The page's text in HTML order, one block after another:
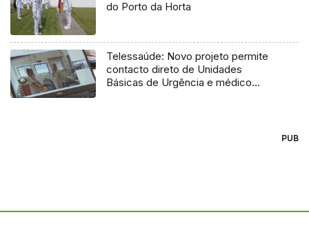
do Porto da Horta
Telessaúde: Novo projeto permite
contacto direto de Unidades
Básicas de Urgência e médico
PUB